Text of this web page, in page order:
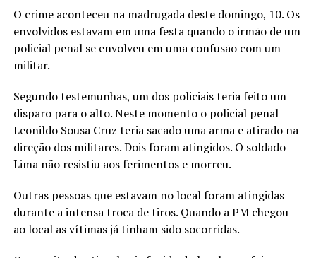
O crime aconteceu na madrugada deste domingo, 10. Os
envolvidos estavam em uma festa quando o irmão de um
policial penal se envolveu em uma confusão com um
militar.
Segundo testemunhas, um dos policiais teria feito um
disparo para o alto. Neste momento o policial penal
Leonildo Sousa Cruz teria sacado uma arma e atirado na
direção dos militares. Dois foram atingidos. O soldado
Lima não resistiu aos ferimentos e morreu.
Outras pessoas que estavam no local foram atingidas
durante a intensa troca de tiros. Quando a PM chegou
ao local as vítimas já tinham sido socorridas.